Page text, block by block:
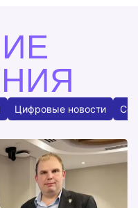
Цифровые новости